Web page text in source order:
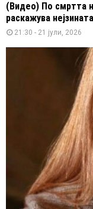
(Видео) По смртта
раскажува
21:30 - 21 јули, 2026